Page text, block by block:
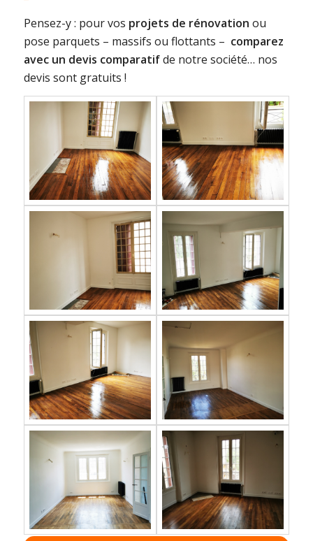
Pensez-y : pour vos projets de rénovation ou
pose parquets – massifs ou flottants – comparez
avec un devis comparatifde notre société… nos
devis sont gratuits !